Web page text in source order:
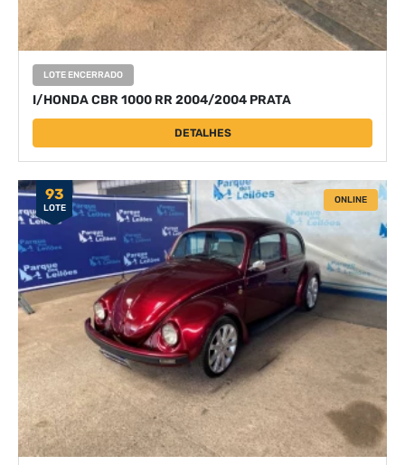
LOTE ENCERRADO
I/HONDA CBR 1000 RR 2004/2004 PRATA
DETALHES
93
LOTE
ONLINE